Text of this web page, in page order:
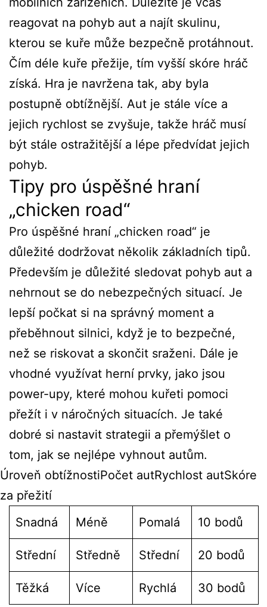
reagovat na pohyb aut a najít skulinu,
kterou se kuře může bezpečně protáhnout.
Čím déle kuře přežije, tím vyšší skóre hráč
získá. Hra je navržena tak, aby byla
postupně obtížnější. Aut je stále více a
jejich rychlost se zvyšuje, takže hráč musí
být stále ostražitější a lépe předvídat jejich
pohyb.
Tipy pro úspěšné hraní
„chicken road“
Pro úspěšné hraní „chicken road“ je
důležité dodržovat několik základních tipů.
Především je důležité sledovat pohyb aut a
nehrnout se do nebezpečných situací. Je
lepší počkat si na správný moment a
přeběhnout silnici, když je to bezpečné,
než se riskovat a skončit sraženi. Dále je
vhodné využívat herní prvky, jako jsou
power-upy, které mohou kuřeti pomoci
přežít i v náročných situacích. Je také
dobré si nastavit strategii a přemýšlet o
tom, jak se nejlépe vyhnout autům.
Úroveň obtížnostiPočet autRychlost autSkóre
za přežití
Snadná
Méně Pomalá 10 bodů
Střední Středně Střední 20 bodů
Těžká Více Rychlá
30 bodů